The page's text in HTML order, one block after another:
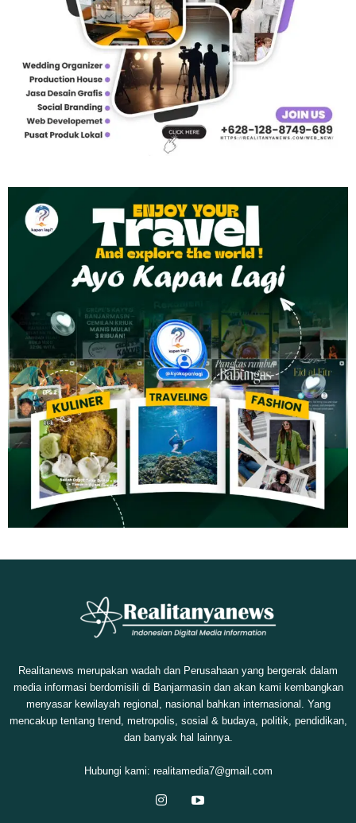
Realitanews merupakan wadah dan Perusahaan yang bergerak dalam
media informasi berdomisili di Banjarmasin dan akan kami kembangkan
menyasar kewilayah regional, nasional bahkan internasional. Yang
mencakup tentang trend, metropolis, sosial & budaya, politik, pendidikan,
dan banyak hal lainnya.
Hubungi kami: realitamedia7@gmail.com